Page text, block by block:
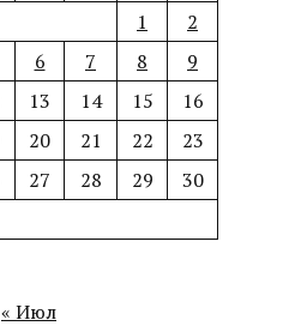
1
2
6 7 8
9
13 14 15
16
20 21 22
23
27 28 29
30
« Июл